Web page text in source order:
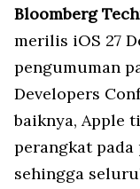
Bloomberg
merilis iOS 27
pengumuman
Developers
baiknya, Apple
perangkat
sehingga